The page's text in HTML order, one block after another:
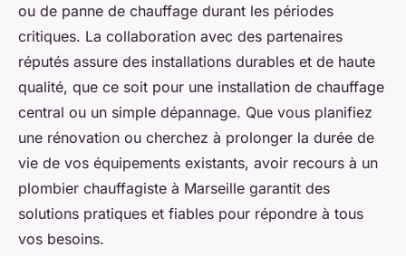
ou de panne de chauffage durant les périodes
critiques. La collaboration avec des partenaires
réputés assure des installations durables et de haute
qualité, que ce soit pour une installation de chauffage
central ou un simple dépannage. Que vous planifiez
une rénovation ou cherchez à prolonger la durée de
vie de vos équipements existants, avoir recours à un
plombier chauffagiste à Marseille garantit des
solutions pratiques et fiables pour répondre à tous
vos besoins.